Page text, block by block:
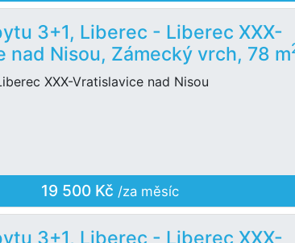
3+1, Liberec - Liberec XXX-
nad Nisou, Zámecký vrch, 78 m
XXX-Vratislavice nad Nisou
19 500 Kč /za měsíc
3+1, Liberec - Liberec XXX-